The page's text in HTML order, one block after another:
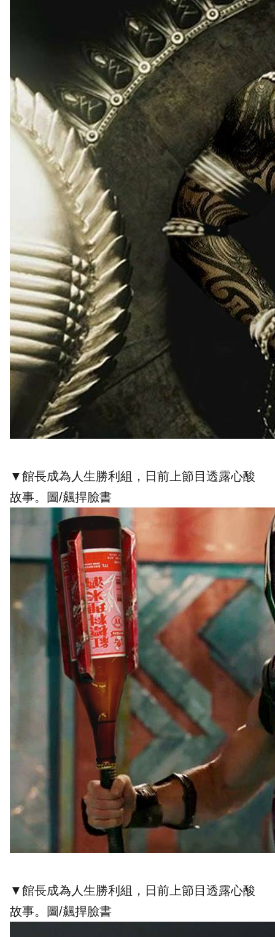
▼館長成為人生勝利組，日前上節目透露心酸
故事。圖/飆捍臉書
▼館長成為人生勝利組，日前上節目透露心酸
故事。圖/飆捍臉書